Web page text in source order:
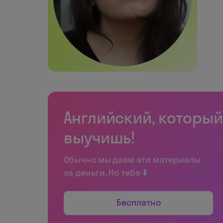
Английский,
выучишь!
Обычно мы даём эти материалы
за деньги. Но тебе ⬇️
Бесплатно